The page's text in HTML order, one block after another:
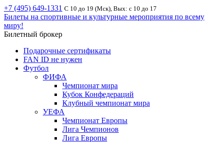
+7 (495) 649-1331 С 10 до 19 (Мск), Вых: с 10 до 17
Билеты на спортивные и культурные мероприятия по всему
миру!
Билетный брокер
Подарочные сертификаты
FAN ID не нужен
Футбол
ФИФА
Чемпионат мира
Кубок Конфедераций
Клубный чемпионат мира
УЕФА
Чемпионат Европы
Лига Чемпионов
Лига Европы